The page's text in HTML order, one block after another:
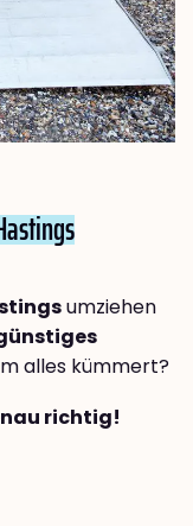
umziehen
alles kümmert?
richtig!